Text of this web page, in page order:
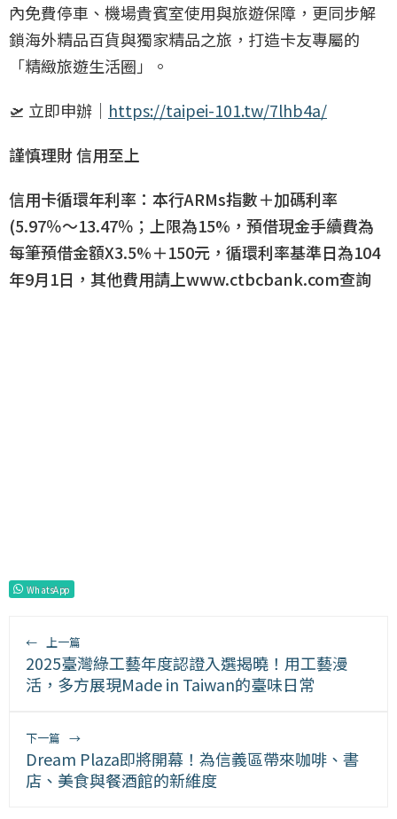
內免費停車、機場貴賓室使用與旅遊保障，更同步解
鎖海外精品百貨與獨家精品之旅，打造卡友專屬的
「精緻旅遊生活圈」。
🛫 立即申辦｜ https://taipei-101.tw/7lhb4a/
謹慎理財 信用至上
信用卡循環年利率：本行ARMs指數＋加碼利率
(5.97％～13.47％；上限為15%，預借現金手續費為
每筆預借金額X3.5%＋150元，循環利率基準日為104
年9月1日，其他費用請上www.ctbcbank.com查詢
WhatsApp
← 上一篇
2025臺灣綠工藝年度認證入選揭曉！用工藝漫
活，多方展現Made in Taiwan的臺味日常
下一篇 →
Dream Plaza即將開幕！為信義區帶來咖啡、書
店、美食與餐酒館的新維度